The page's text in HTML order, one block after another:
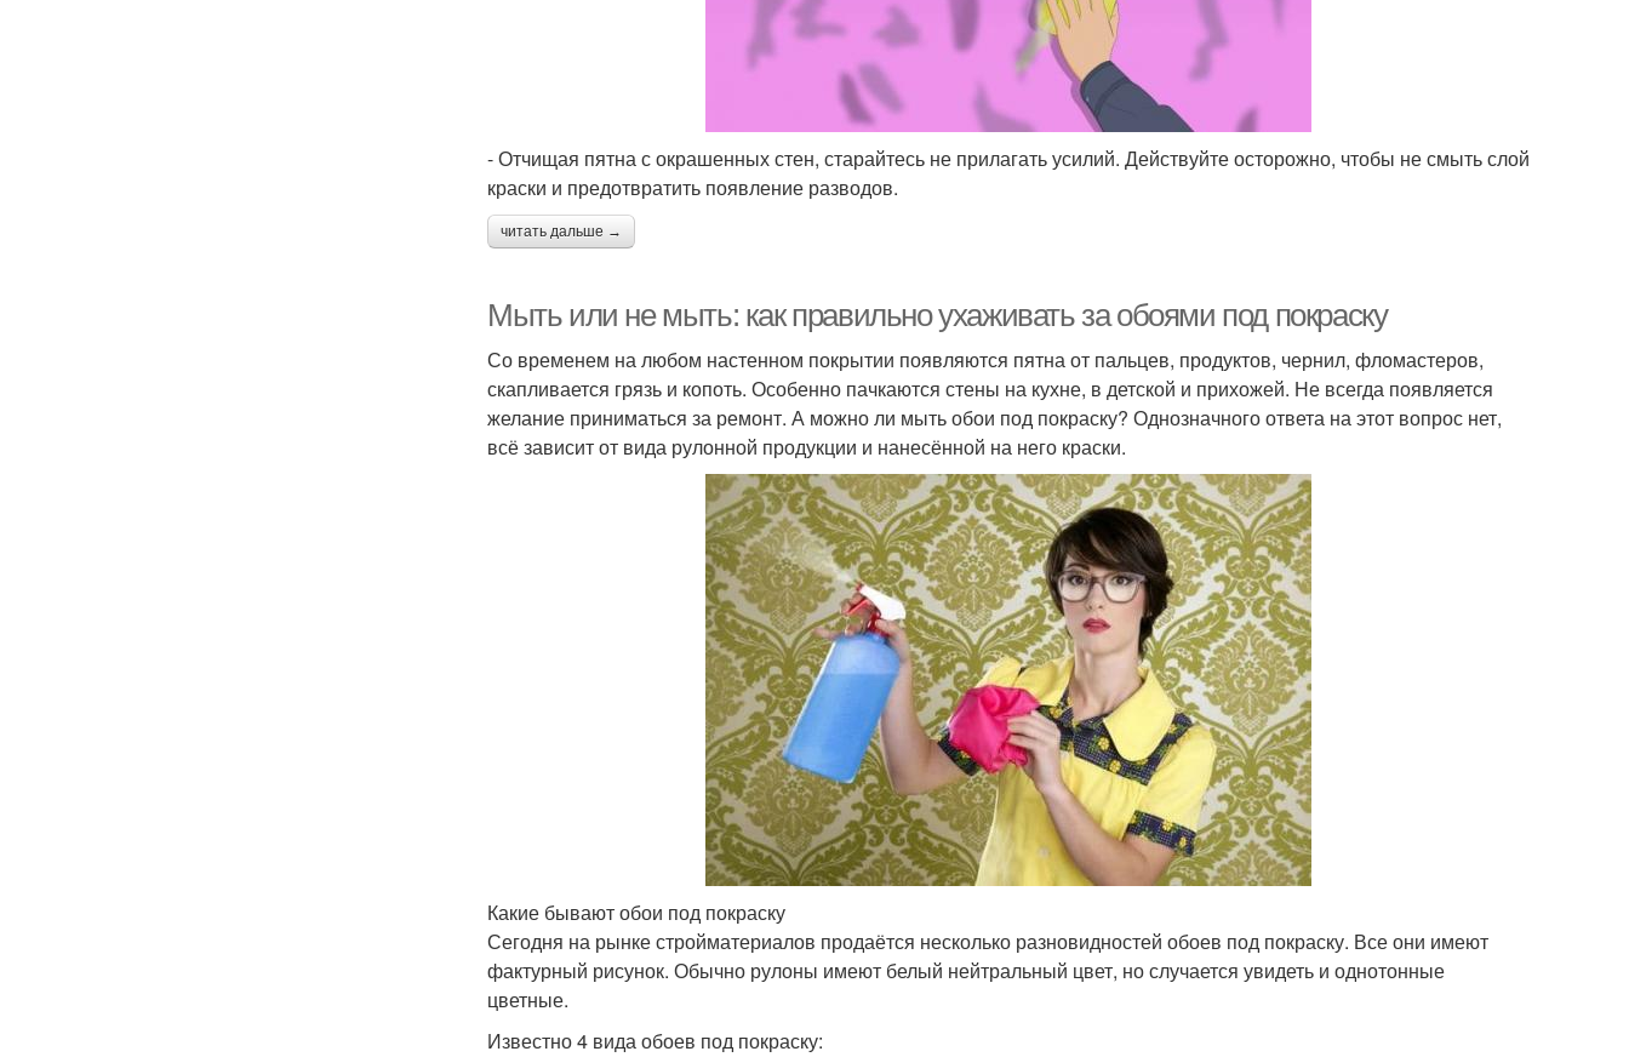
- Отчищая пятна с окрашенных стен, старайтесь не прилагать усилий. Действуйте осторожно, чтобы не смыть слой
краски и предотвратить появление разводов.
читать дальше →
Мыть или не мыть: как правильно ухаживать за обоями под покраску
Со временем на любом настенном покрытии появляются пятна от пальцев, продуктов, чернил, фломастеров,
скапливается грязь и копоть. Особенно пачкаются стены на кухне, в детской и прихожей. Не всегда появляется
желание приниматься за ремонт. А можно ли мыть обои под покраску? Однозначного ответа на этот вопрос нет,
всё зависит от вида рулонной продукции и нанесённой на него краски.
Какие бывают обои под покраску
Сегодня на рынке стройматериалов продаётся несколько разновидностей обоев под покраску. Все они имеют
фактурный рисунок. Обычно рулоны имеют белый нейтральный цвет, но случается увидеть и однотонные
цветные.
Известно 4 вида обоев под покраску: